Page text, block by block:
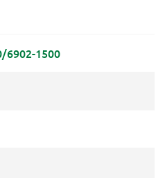
6902-1500